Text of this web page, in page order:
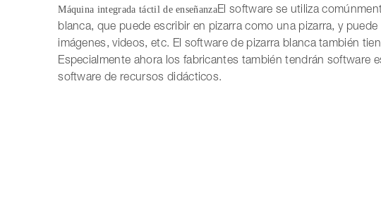
Máquina integrada táctil de enseñanzaEl software se utiliza
blanca, que puede escribir en pizarra como una pizarra, y
imágenes, videos, etc. El software de pizarra blanca también
Especialmente ahora los fabricantes también tendrán software
software de recursos didácticos.